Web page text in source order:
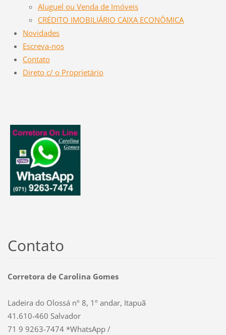
Aluguel ou Venda de Imóveis
CRÉDITO IMOBILIÁRIO CAIXA ECONÔMICA
Novidades
Escreva-nos
Contato
Direto c/ o Proprietário
Contato
Corretora de Carolina Gomes
Ladeira do Olossá nº 8, 1º andar, Itapuã
41.610-460 Salvador
71 9 9263-7474 *WhatsApp /